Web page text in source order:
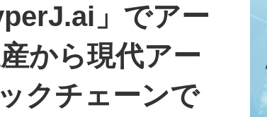
」でアー
から現代アー
クチェーンで